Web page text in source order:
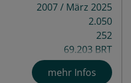
2007 / März 2025
2.050
252
69.203 BRT
13
mehr Infos